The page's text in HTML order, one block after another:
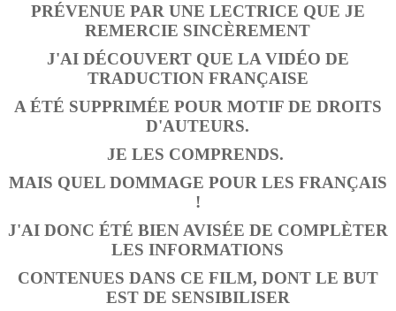
PRÉVENUE PAR UNE LECTRICE QUE JE
REMERCIE SINCÈREMENT
J'AI DÉCOUVERT QUE LA VIDÉO DE
TRADUCTION FRANÇAISE
A ÉTÉ SUPPRIMÉE POUR MOTIF DE DROITS
D'AUTEURS.
JE LES COMPRENDS.
MAIS QUEL DOMMAGE POUR LES FRANÇAIS
!
J'AI DONC ÉTÉ BIEN AVISÉE DE COMPLÈTER
LES INFORMATIONS
CONTENUES DANS CE FILM, DONT LE BUT
EST DE SENSIBILISER